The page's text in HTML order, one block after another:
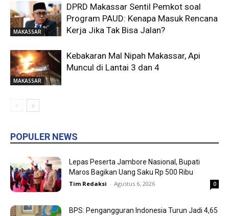
MAKASSAR
DPRD Makassar Sentil Pemkot soal
Program PAUD: Kenapa Masuk Rencana
Kerja Jika Tak Bisa Jalan?
MAKASSAR
Kebakaran Mal Nipah Makassar, Api
Muncul di Lantai 3 dan 4
POPULER NEWS
Lepas Peserta Jambore Nasional, Bupati
Maros Bagikan Uang Saku Rp 500 Ribu
Tim Redaksi - Agustus 6, 2026 0
BPS: Pengangguran Indonesia Turun Jadi 4,65